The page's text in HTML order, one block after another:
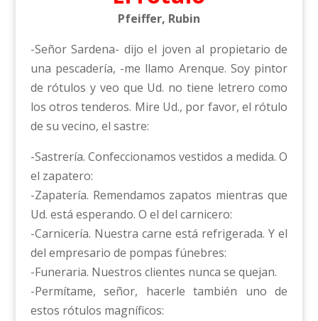
Pfeiffer, Rubin
-Señor Sardena- dijo el joven al propietario de
una pescadería, -me llamo Arenque. Soy pintor
de rótulos y veo que Ud. no tiene letrero como
los otros tenderos. Mire Ud., por favor, el rótulo
de su vecino, el sastre:
-Sastrería. Confeccionamos vestidos a medida. O
el zapatero:
-Zapatería. Remendamos zapatos mientras que
Ud. está esperando. O el del carnicero:
-Carnicería. Nuestra carne está refrigerada. Y el
del empresario de pompas fúnebres:
-Funeraria. Nuestros clientes nunca se quejan.
-Permítame, señor, hacerle también uno de
estos rótulos magníficos: